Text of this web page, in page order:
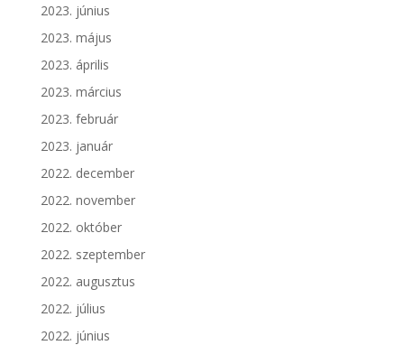
2023. június
2023. május
2023. április
2023. március
2023. február
2023. január
2022. december
2022. november
2022. október
2022. szeptember
2022. augusztus
2022. július
2022. június